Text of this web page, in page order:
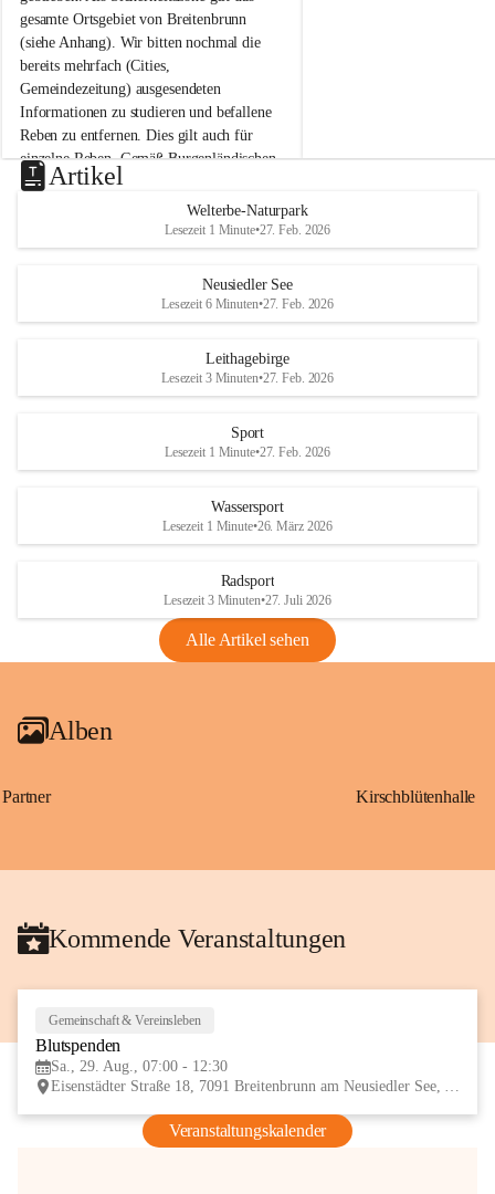
r
u
n
n
a
m
N
e
u
s
d
S
gesamte Ortsgebiet von Breitenbrunn
(siehe Anhang). Wir bitten nochmal die
bereits mehrfach (Cities,
Gemeindezeitung) ausgesendeten
Informationen zu studieren und befallene
Reben zu entfernen. Dies gilt auch für
einzelne Reben. Gemäß Burgenländischen
Weinbaugesetz sind nicht gepflegte oder
unzulässige Weingärten zu roden! Bitte
helfen wir zusammen um unsere Winzer
vor den prognostizierten Ernteausfällen
und den daraus folgenden wirtschaftlichen
Maßnahmen zur Bekämpfung
Rebe und der Amerikanischen
Anhang VBl. EU Nr. 18
1 Seite•1,4 MB
VBl. EU Nr. 18_2026
u
e
d
r
S
Artikel
Welterbe-Naturpark
Lesezeit 1 Minute•27. Feb. 2026
Neusiedler See
Lesezeit 6 Minuten•27. Feb. 2026
Leithagebirge
Lesezeit 3 Minuten•27. Feb. 2026
Sport
Lesezeit 1 Minute•27. Feb. 2026
Wassersport
Lesezeit 1 Minute•26. März 2026
Radsport
Lesezeit 3 Minuten•27. Juli 2026
Alle Artikel sehen
Alben
Partner Kirschblütenhalle
Kommende Veranstaltungen
Gemeinschaft & Vereinsleben
Blutspenden
Sa., 29. Aug., 07:00 - 12:30
Eisenstädter Straße 18, 7091 Breitenbrunn am Neusiedler See, AUT
Veranstaltungskalender